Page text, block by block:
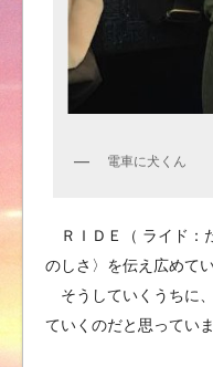
電車に犬くん
ＲＩＤＥ（ ライド：
のしさ〉を伝え広めて
そうしていくうちに
ていくのだと思っていま